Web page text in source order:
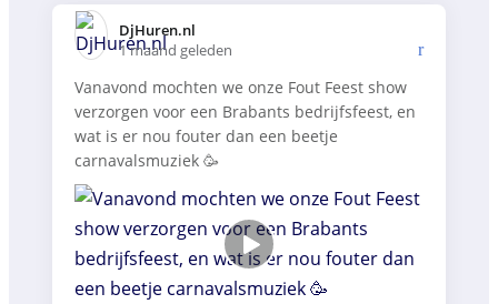
DjHuren.nl️
1 maand geleden
Vanavond mochten we onze Fout Feest show
verzorgen voor een Brabants bedrijfsfeest, en
wat is er nou fouter dan een beetje
carnavalsmuziek 🥳